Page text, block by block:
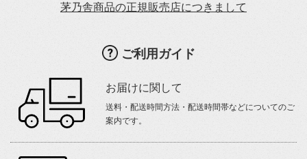
茅乃舎商品の正規販売店につきまして
ご利用ガイド
お届けに関して
送料・配送時間方法・配送時間帯などについてのご
案内です。